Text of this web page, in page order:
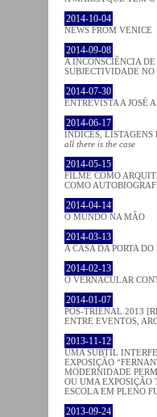
2014-10-04
NEWS FROM VENICE
2014-09-08
A INCONSCIÊNCIA
SUBJECTIVIDADE NO
2014-07-30
ENTREVISTA A JOSÉ
2014-06-17
ÍNDICES, LISTAGENS
all there is the case
2014-05-15
FILME COMO
COMO
2014-04-14
O MUNDO NA MÃO
2014-03-13
A CASA DA PORTA DO
2014-02-13
O VERNACULAR
2014-01-07
PÓS-TRIENAL 2013
ENTRE EVENTOS,
2013-11-12
UMA SUBTIL
EXPOSIÇÃO
MODERNIDADE
OU UMA EXPOSIÇÃO
ESCOLA EM PLENO
2013-09-24